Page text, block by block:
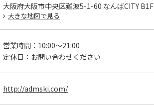
大阪府大阪市中央区難波5-1-60 なんばCITY B1F
大きな地図で見る
営業時間： 10:00～21:00
定休日： お問い合わせください
http://admski.com/